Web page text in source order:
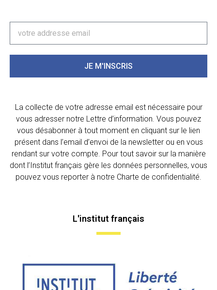
JE M'INSCRIS
La collecte de votre adresse email est nécessaire pour
vous adresser notre Lettre d’information. Vous pouvez
vous désabonner à tout moment en cliquant sur le lien
présent dans l’email d’envoi de la newsletter ou en vous
rendant sur votre compte. Pour tout savoir sur la manière
dont l’Institut français gère les données personnelles, vous
pouvez vous reporter à notre Charte de confidentialité.
L'institut français